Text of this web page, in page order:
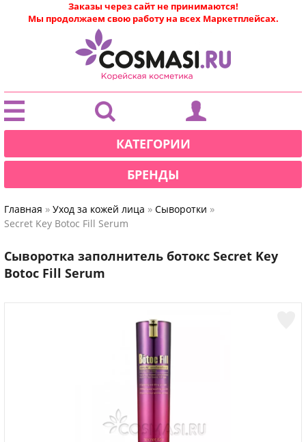
|
Заказы через сайт не принимаются!
Мы продолжаем свою работу на всех Маркетплейсах.
КАТЕГОРИИ
БРЕНДЫ
Главная » Уход за кожей лица » Сыворотки »
Secret Key Botoc Fill Serum
Сыворотка заполнитель ботокс Secret Key
Botoc Fill Serum